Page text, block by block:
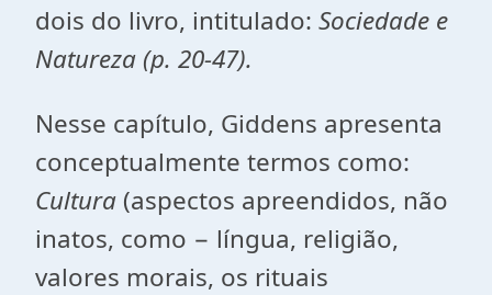
dois do livro, intitulado: Sociedade e
Natureza (p. 20-47).
Nesse capítulo, Giddens apresenta
conceptualmente termos como:
Cultura (aspectos apreendidos, não
inatos, como − língua, religião,
valores morais, os rituais